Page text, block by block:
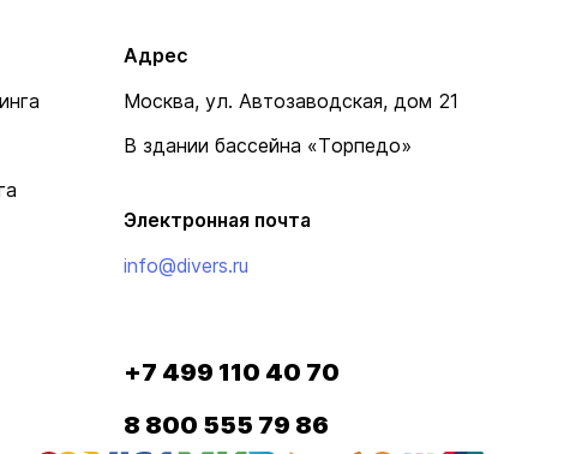
Адрес
Москва, ул. Автозаводская, дом 21
В здании бассейна «Торпедо»
Электронная почта
info@divers.ru
+7 499 110 40 70
8 800 555 79 86